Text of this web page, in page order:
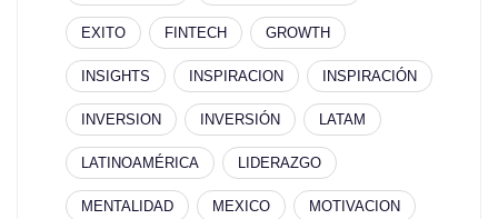
EXITO FINTECH GROWTH
INSIGHTS INSPIRACION INSPIRACIÓN
INVERSION INVERSIÓN LATAM
LATINOAMÉRICA LIDERAZGO
MENTALIDAD MEXICO MOTIVACION